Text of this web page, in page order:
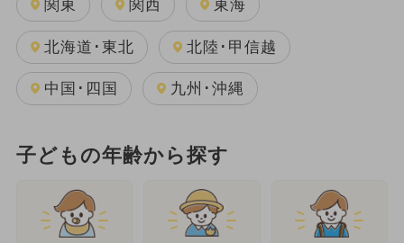
関東 関西 東海
北海道･東北 北陸･甲信越
中国･四国 九州･沖縄
子どもの年齢から探す